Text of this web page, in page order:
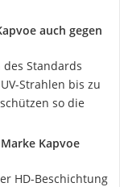
auch gegen
Standards
Strahlen bis zu
so die
Kapvoe
HD-Beschichtung